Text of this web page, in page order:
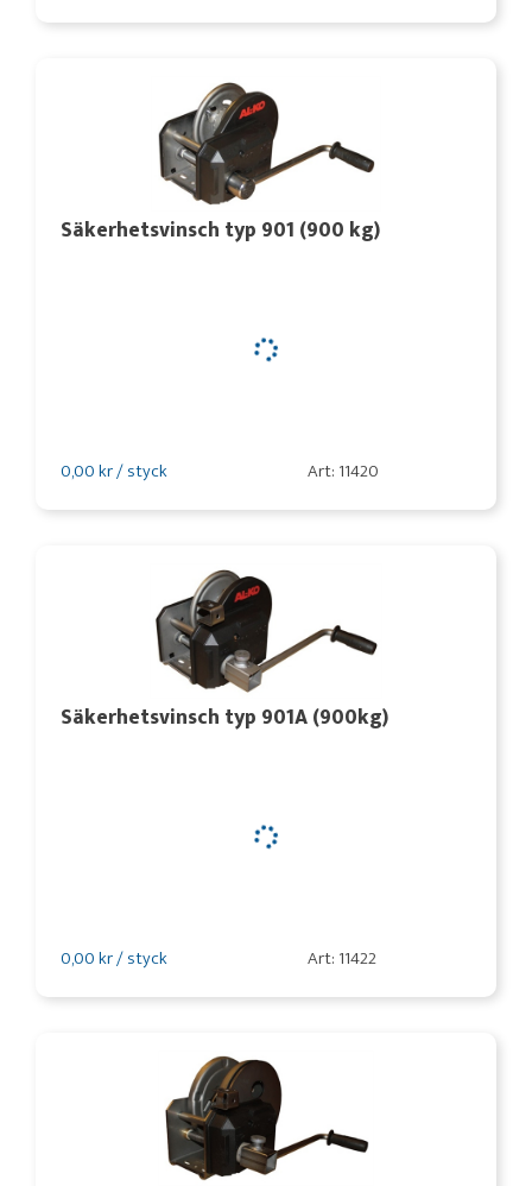
Säkerhetsvinsch typ 901 (900 kg)
0,00 kr / styck Art: 11420
Säkerhetsvinsch typ 901A (900kg)
0,00 kr / styck Art: 11422